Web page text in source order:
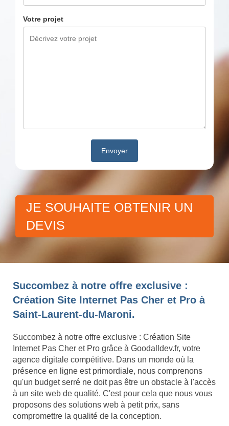
Votre projet
JE SOUHAITE OBTENIR UN
DEVIS
Succombez à notre offre exclusive :
Création Site Internet Pas Cher et Pro à
Saint-Laurent-du-Maroni.
Succombez à notre offre exclusive : Création Site
Internet Pas Cher et Pro grâce à Goodalldev.fr, votre
agence digitale compétitive. Dans un monde où la
présence en ligne est primordiale, nous comprenons
qu'un budget serré ne doit pas être un obstacle à l'accès
à un site web de qualité. C'est pour cela que nous vous
proposons des solutions web à petit prix, sans
compromettre la qualité de la conception.